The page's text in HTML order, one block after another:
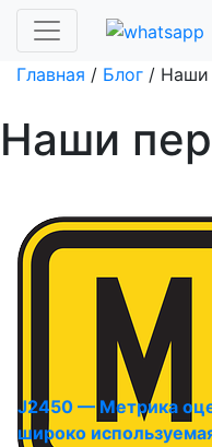
Главная / Блог / Наши
Наши
J2450 — Метрика
широко